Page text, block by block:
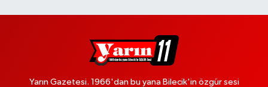
Yarın Gazetesi. 1966'dan bu yana Bilecik'in özgür sesi